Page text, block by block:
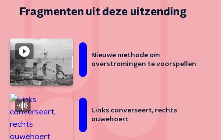
Fragmenten uit deze uitzending
Nieuwe methode om
overstromingen te voorspellen
Links converseert, rechts
ouwehoert